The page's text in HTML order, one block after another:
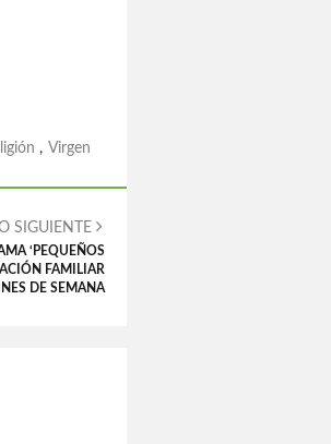
, Virgen
SIGUIENTE
‘PEQUEÑOS
FAMILIAR
DE SEMANA